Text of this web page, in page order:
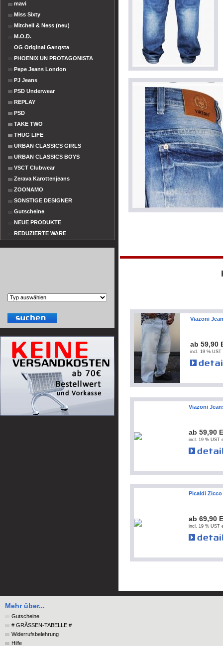
mavi
Miss Sixty
Mitchell & Ness (neu)
M.O.D.
OG Original Gangsta
PHOENIX UN PROTAGONISTA
Pepe Jeans London
PJ Jeans
PSD Underwear
REPLAY
PSD
TAKE TWO
THUG LIFE
URBAN CLASSICS GIRLS
URBAN CLASSICS BOYS
VSCT Clubwear
Zerava Karottenjeans
ZOONAMO
SONSTIGE DESIGNER
Gutscheine
NEUE PRODUKTE
REDUZIERTE WARE
Viazoni
ab 59,90
incl. 19 % UST
Viazoni
ab 59,90
incl. 19 % UST
Picaldi Zicco
ab 69,90
incl. 19 % UST
Mehr über...
Gutscheine
# GRÃSSEN-TABELLE #
Widerrufsbelehrung
Hilfe